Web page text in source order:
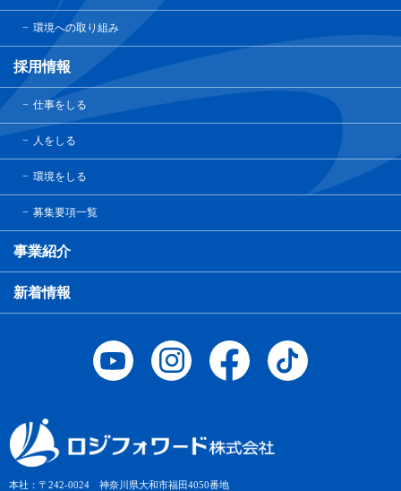
本社：〒242-0024 神奈川県大和市福田4050番地
環境への取り組み
採用情報
仕事をしる
人をしる
環境をしる
募集要項一覧
事業紹介
新着情報